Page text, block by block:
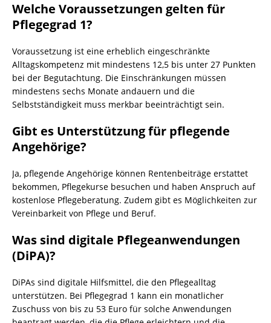
Welche Voraussetzungen gelten für
Pflegegrad 1?
Voraussetzung ist eine erheblich eingeschränkte
Alltagskompetenz mit mindestens 12,5 bis unter 27 Punkten
bei der Begutachtung. Die Einschränkungen müssen
mindestens sechs Monate andauern und die
Selbstständigkeit muss merkbar beeinträchtigt sein.
Gibt es Unterstützung für pflegende
Angehörige?
Ja, pflegende Angehörige können Rentenbeiträge erstattet
bekommen, Pflegekurse besuchen und haben Anspruch auf
kostenlose Pflegeberatung. Zudem gibt es Möglichkeiten zur
Vereinbarkeit von Pflege und Beruf.
Was sind digitale Pflegeanwendungen
(DiPA)?
DiPAs sind digitale Hilfsmittel, die den Pflegealltag
unterstützen. Bei Pflegegrad 1 kann ein monatlicher
Zuschuss von bis zu 53 Euro für solche Anwendungen